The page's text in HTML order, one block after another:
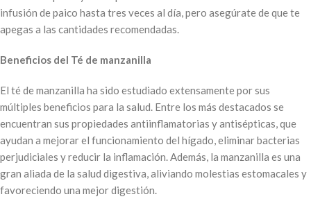
infusión de paico hasta tres veces al día, pero asegúrate de que te
apegas a las cantidades recomendadas.
Beneficios del Té de manzanilla
El té de manzanilla ha sido estudiado extensamente por sus
múltiples beneficios para la salud. Entre los más destacados se
encuentran sus propiedades antiinflamatorias y antisépticas, que
ayudan a mejorar el funcionamiento del hígado, eliminar bacterias
perjudiciales y reducir la inflamación. Además, la manzanilla es una
gran aliada de la salud digestiva, aliviando molestias estomacales y
favoreciendo una mejor digestión.